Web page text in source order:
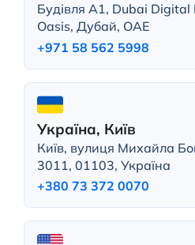
Будівля A1, Dubai Digital
Oasis, Дубай, ОАЕ
+971 58 562 5998
Україна, Київ
Київ, вулиця Михайла
3011, 01103, Україна
+380 73 372 0070